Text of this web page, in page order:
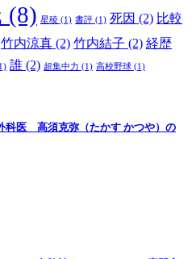
(8) 星稜 (1) 書評 (1) 死因 (2) 比較
竹内涼真 (2) 竹内結子 (2) 経歴
誰 (2) 超集中力 (1) 高校野球 (1)
医 高須克弥（たかす かつや）の